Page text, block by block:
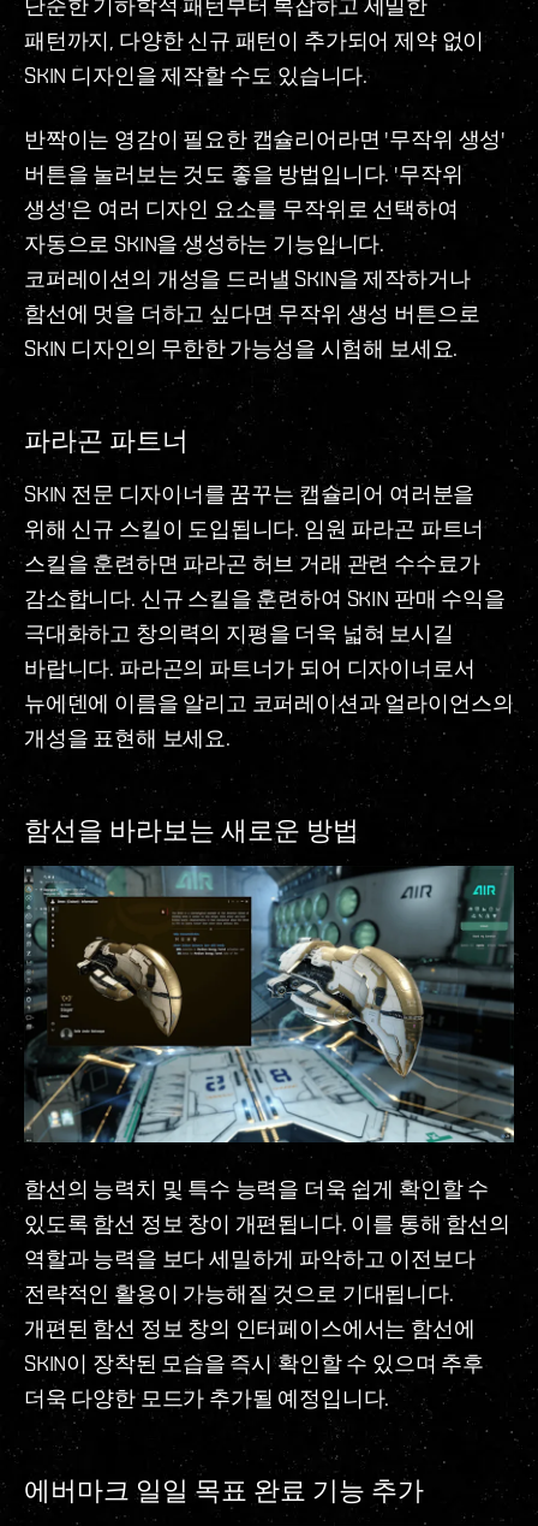
단순한 기하학적 패턴부터 복잡하고 세밀한
패턴까지, 다양한 신규 패턴이 추가되어 제약 없이
SKIN 디자인을 제작할 수도 있습니다.
반짝이는 영감이 필요한 캡슐리어라면 '무작위 생성'
버튼을 눌러보는 것도 좋을 방법입니다. '무작위
생성'은 여러 디자인 요소를 무작위로 선택하여
자동으로 SKIN을 생성하는 기능입니다.
코퍼레이션의 개성을 드러낼 SKIN을 제작하거나
함선에 멋을 더하고 싶다면 무작위 생성 버튼으로
SKIN 디자인의 무한한 가능성을 시험해 보세요.
파라곤 파트너
SKIN 전문 디자이너를 꿈꾸는 캡슐리어 여러분을
위해 신규 스킬이 도입됩니다. 임원 파라곤 파트너
스킬을 훈련하면 파라곤 허브 거래 관련 수수료가
감소합니다. 신규 스킬을 훈련하여 SKIN 판매 수익을
극대화하고 창의력의 지평을 더욱 넓혀 보시길
바랍니다. 파라곤의 파트너가 되어 디자이너로서
뉴에덴에 이름을 알리고 코퍼레이션과 얼라이언스의
개성을 표현해 보세요.
함선을 바라보는 새로운 방법
함선의 능력치 및 특수 능력을 더욱 쉽게 확인할 수
있도록 함선 정보 창이 개편됩니다. 이를 통해 함선의
역할과 능력을 보다 세밀하게 파악하고 이전보다
전략적인 활용이 가능해질 것으로 기대됩니다.
개편된 함선 정보 창의 인터페이스에서는 함선에
SKIN이 장착된 모습을 즉시 확인할 수 있으며 추후
더욱 다양한 모드가 추가될 예정입니다.
에버마크 일일 목표 완료 기능 추가